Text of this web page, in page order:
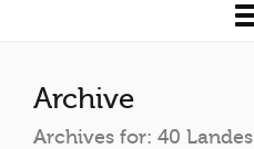
Archive
Archives for: 40 Landes